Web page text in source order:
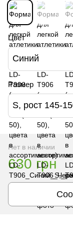
Цвет
Синий
Размер
S, рост 145-
Нет в наличии
630 грн